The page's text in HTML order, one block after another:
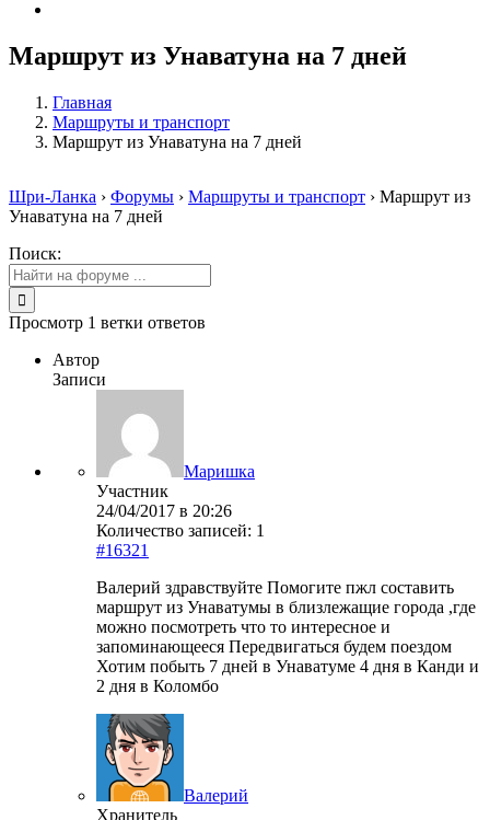
Маршрут из Унаватуна на 7 дней
Главная
Маршруты и транспорт
Маршрут из Унаватуна на 7 дней
Шри-Ланка › Форумы › Маршруты и транспорт › Маршрут из
Унаватуна на 7 дней
Поиск:
Просмотр 1 ветки ответов
Автор
Записи
Маришка
Участник
24/04/2017 в 20:26
Количество записей: 1
#16321
Валерий здравствуйте Помогите пжл составить
маршрут из Унаватумы в близлежащие города ,где
можно посмотреть что то интересное и
запоминающееся Передвигаться будем поездом
Хотим побыть 7 дней в Унаватуме 4 дня в Канди и
2 дня в Коломбо
Валерий
Хранитель